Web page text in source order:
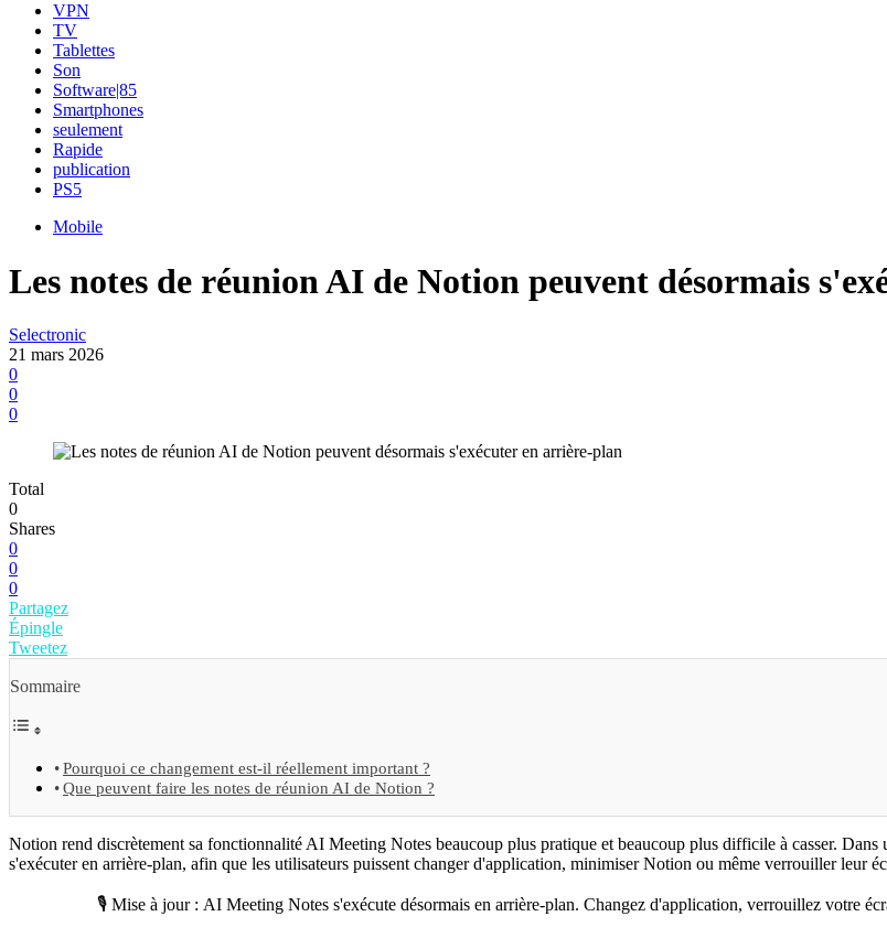
VPN
TV
Tablettes
Son
Software|85
Smartphones
seulement
Rapide
publication
PS5
Mobile
Les notes de réunion AI de Notion peuvent désormais
Selectronic
21 mars 2026
0
0
0
Total
0
Shares
0
0
0
Partagez
Épingle
Tweetez
Sommaire
Pourquoi ce changement est-il réellement important ?
Que peuvent faire les notes de réunion AI de Notion ?
Notion rend discrètement sa fonctionnalité AI Meeting Notes beaucoup plus pratique et beaucoup plus difficile à casser.
s'exécuter en arrière-plan, afin que les utilisateurs puissent changer d'application, minimiser Notion ou même verrouiller leur
🎙️ Mise à jour : AI Meeting Notes s'exécute désormais en arrière-plan. Changez d'application, verrouillez votre